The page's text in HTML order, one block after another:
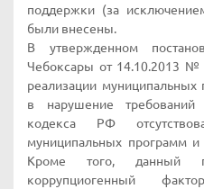
поддержки (за
были внесены.
В утвержденном
Чебоксары от 14.10.2013 №
реализации
в нарушение требований
кодекса РФ
муниципальных программ
Кроме того, данный
коррупциогенный